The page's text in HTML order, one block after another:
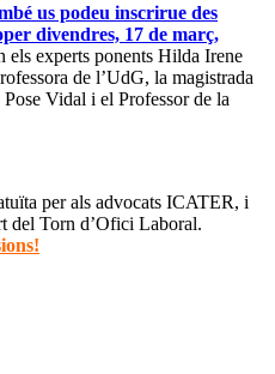
us podeu inscrirue des
divendres, 17 de març,
els experts ponents Hilda Irene
de l’UdG, la magistrada
Vidal i el Professor de la
per als advocats ICATER, i
del Torn d’Ofici Laboral.